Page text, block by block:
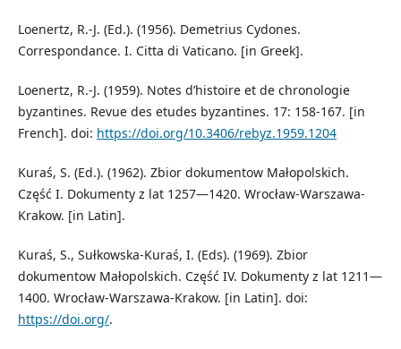
Loenertz, R.-J. (Ed.). (1956). Demetrius Cydones.
Correspondance. I. Citta di Vaticano. [in Greek].
Loenertz, R.-J. (1959). Notes d’histoire et de chronologie
byzantines. Revue des etudes byzantines. 17: 158-167. [in
French]. doi: https://doi.org/10.3406/rebyz.1959.1204
Kuraś, S. (Ed.). (1962). Zbior dokumentow Małopolskich.
Część I. Dokumenty z lat 1257—1420. Wrocław-Warszawa-
Krakow. [in Latin].
Kuraś, S., Sułkowska-Kuraś, I. (Eds). (1969). Zbior
dokumentow Małopolskich. Część IV. Dokumenty z lat 1211—
1400. Wrocław-Warszawa-Krakow. [in Latin]. doi:
https://doi.org/.